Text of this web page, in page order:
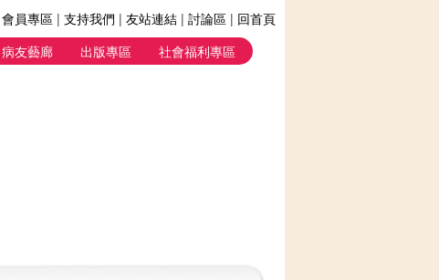
會員專區 |支持我們 |友站連結 |討論區 | 回首頁
病友藝廊 出版專區 社會福利專區